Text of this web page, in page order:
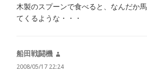
木製のスプーンで食べると、なんだか
てくるような・・・
船田戦闘機
り:
2008/05/17 22:24